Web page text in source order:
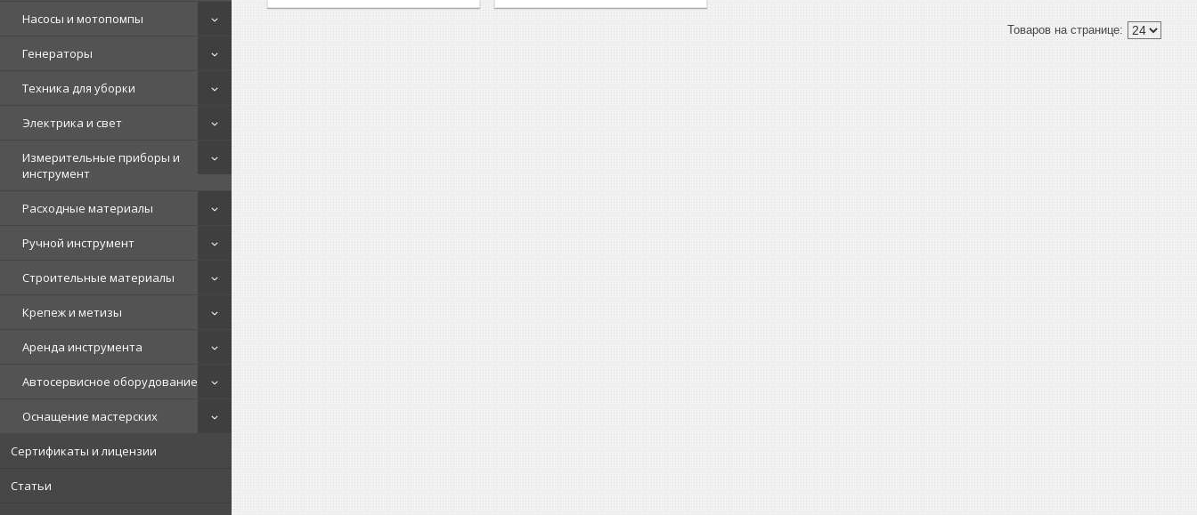
Насосы и мотопомпы
Генераторы
Техника для уборки
Электрика и свет
Измерительные приборы и
инструмент
Расходные материалы
Ручной инструмент
Строительные материалы
Крепеж и метизы
Аренда инструмента
Автосервисное оборудование
Оснащение мастерских
Сертификаты и лицензии
Статьи